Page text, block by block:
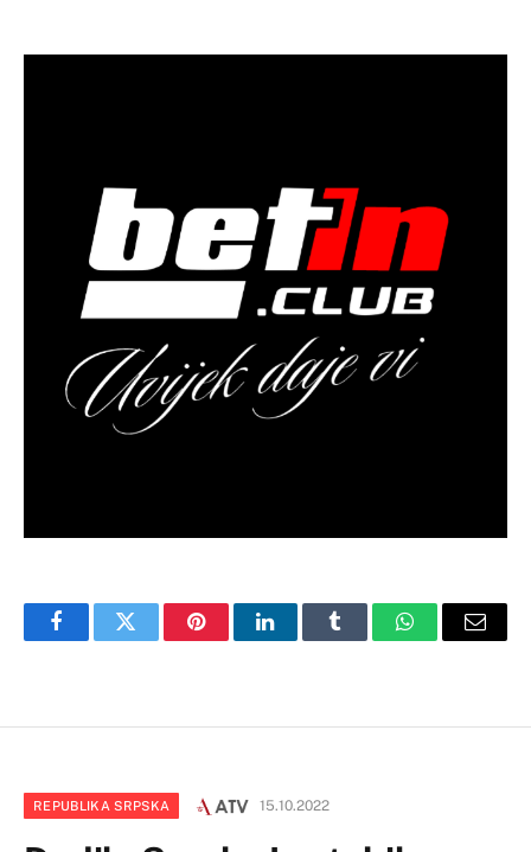
FacebookTwitter PinterestLinkedInTumblr WhatsAppEmail
REPUBLIKA SRPSKA 15.10.2022